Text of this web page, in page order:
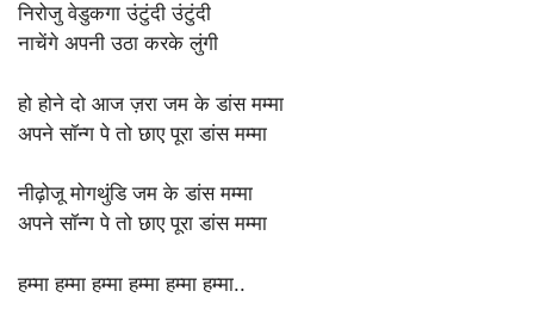
निरोजु वेडुकगा उंटुंदी उंटुंदी
नाचेंगे अपनी उठा करके लुंगी
हो होने दो आज ज़रा जम के डांस मम्मा
अपने सॉन्ग पे तो छाए पूरा डांस मम्मा
नीढ़ोजू मोगथुंडि जम के डांस मम्मा
अपने सॉन्ग पे तो छाए पूरा डांस मम्मा
हम्मा हम्मा हम्मा हम्मा हम्मा हम्मा..